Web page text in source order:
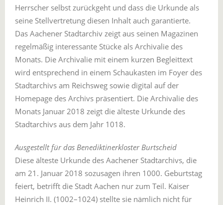
Herrscher selbst zurückgeht und dass die Urkunde als
seine Stellvertretung diesen Inhalt auch garantierte.
Das Aachener Stadtarchiv zeigt aus seinen Magazinen
regelmäßig interessante Stücke als Archivalie des
Monats. Die Archivalie mit einem kurzen Begleittext
wird entsprechend in einem Schaukasten im Foyer des
Stadtarchivs am Reichsweg sowie digital auf der
Homepage des Archivs präsentiert. Die Archivalie des
Monats Januar 2018 zeigt die älteste Urkunde des
Stadtarchivs aus dem Jahr 1018.
Ausgestellt für das Benediktinerkloster Burtscheid
Diese älteste Urkunde des Aachener Stadtarchivs, die
am 21. Januar 2018 sozusagen ihren 1000. Geburtstag
feiert, betrifft die Stadt Aachen nur zum Teil. Kaiser
Heinrich II. (1002–1024) stellte sie nämlich nicht für